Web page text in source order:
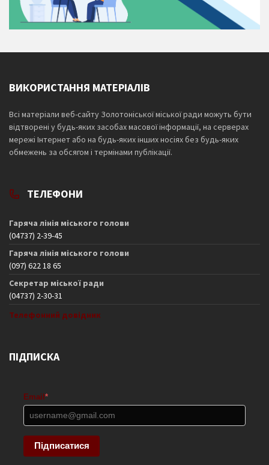
ВИКОРИСТАННЯ МАТЕРІАЛІВ
Всі матеріали веб-сайту Золотоніської міської ради можуть бути
відтворені у будь-яких засобах масової інформації, на серверах
мережі Інтернет або на будь-яких інших носіях без будь-яких
обмежень за обсягом і термінами публікації.
ТЕЛЕФОНИ
Гаряча лінія міського голови
(04737) 2-39-45
Гаряча лінія міського голови
(097) 622 18 65
Секретар міської ради
(04737) 2-30-31
Телефонний довідник
ПІДПИСКА
Email *
Підписатися